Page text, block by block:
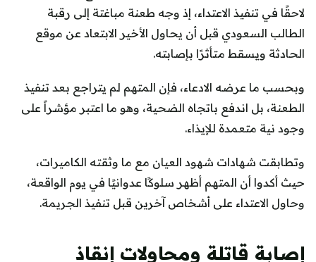
لاحقًا في تنفيذ الاعتداء، إذ وجه طعنة مباغتة إلى رقبة
الطالب السعودي قبل أن يحاول الأخير الابتعاد عن موقع
الحادثة ويسقط متأثرًا بإصابته.
وبحسب ما عرضه الادعاء، فإن المتهم لم يتراجع بعد تنفيذ
الطعنة، بل اندفع باتجاه الضحية، وهو ما اعتبر مؤشراً على
وجود نية متعمدة للإيذاء.
وتطابقت شهادات شهود العيان مع ما وثقته الكاميرات،
حيث أكدوا أن المتهم أظهر سلوكًا عدوانيًا في يوم الواقعة،
وحاول الاعتداء على أشخاص آخرين قبل تنفيذ الجريمة.
إصابة قاتلة ومحاولات إنقاذ